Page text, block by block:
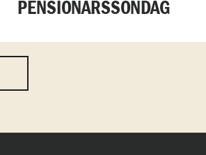
PENSIONÄRSSÖNDAG